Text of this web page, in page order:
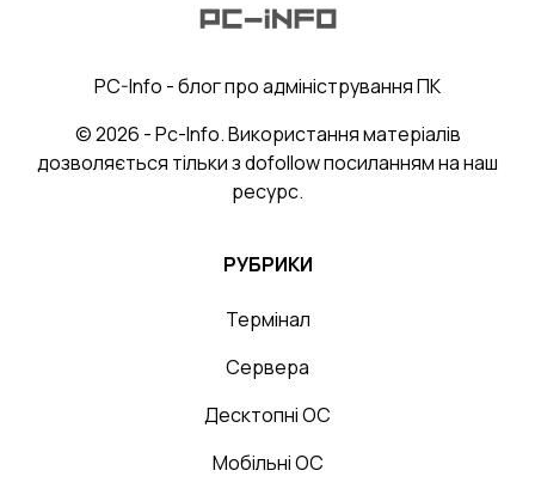
PC-Info - блог про адміністрування ПК
© 2026 - Pc-Info. Використання матеріалів
дозволяється тільки з dofollow посиланням на наш
ресурс.
РУБРИКИ
Термінал
Сервера
Десктопні ОС
Мобільні ОС